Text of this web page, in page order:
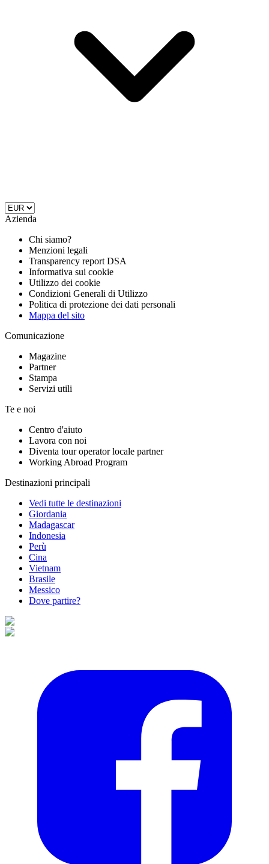
Azienda
Chi siamo?
Menzioni legali
Transparency report DSA
Informativa sui cookie
Utilizzo dei cookie
Condizioni Generali di Utilizzo
Politica di protezione dei dati personali
Mappa del sito
Comunicazione
Magazine
Partner
Stampa
Servizi utili
Te e noi
Centro d'aiuto
Lavora con noi
Diventa tour operator locale partner
Working Abroad Program
Destinazioni principali
Vedi tutte le destinazioni
Giordania
Madagascar
Indonesia
Perù
Cina
Vietnam
Brasile
Messico
Dove partire?